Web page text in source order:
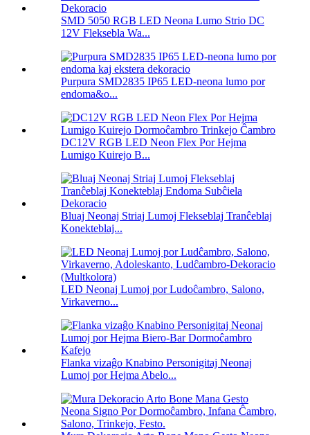
SMD 5050 RGB LED Neona Lumo Strio DC
12V Fleksebla Wa...
Purpura SMD2835 IP65 LED-neona lumo por
endoma&o...
DC12V RGB LED Neon Flex Por Hejma
Lumigo Kuirejo B...
Bluaj Neonaj Striaj Lumoj Flekseblaj Tranĉeblaj
Konekteblaj...
LED Neonaj Lumoj por Ludoĉambro, Salono,
Virkaverno...
Flanka vizaĝo Knabino Personigitaj Neonaj
Lumoj por Hejma Abelo...